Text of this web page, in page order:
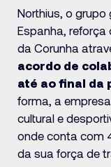
Northius, o
Espanha,
da Corunha
acordo de
até ao final da
forma, a
cultural e
onde conta com
da sua força de